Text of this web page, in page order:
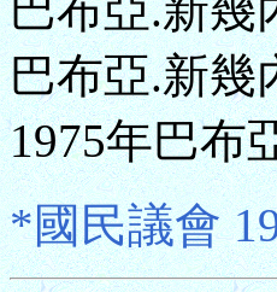
巴布亞.新幾
1975年巴布
*國民議會